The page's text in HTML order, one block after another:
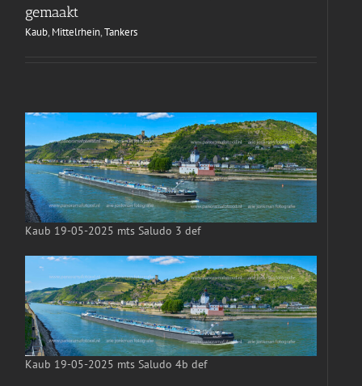
gemaakt
Kaub, Mittelrhein,Tankers
Kaub 19-05-2025 mts Saludo 3 def
Kaub 19-05-2025 mts Saludo 4b def